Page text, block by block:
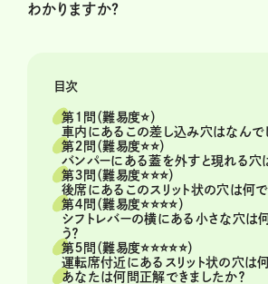
わかりますか？
目次
第１問（難易度⭐️）
車内にあるこの差し込み穴はなんで
第２問（難易度⭐️⭐️）
バンパーにある蓋を外すと現れる穴
第３問（難易度⭐️⭐️⭐️）
後席にあるこのスリット状の穴は何で
第４問（難易度⭐️⭐️⭐️⭐️）
シフトレバーの横にある小さな穴は
う？
第５問（難易度⭐️⭐️⭐️⭐️⭐️）
運転席付近にあるスリット状の穴は何
あなたは何問正解できましたか？